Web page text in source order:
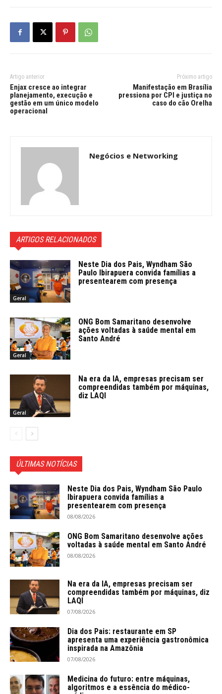
Artigo anterior
Enjax cresce ao integrar
planejamento, execução e
gestão em um único modelo
operacional
Próximo artigo
Manifestação em Brasília
pressiona por CPI e justiça no
caso do cão Orelha
Negócios e Networking
ARTIGOS RELACIONADOS
Geral
Neste Dia dos Pais, Wyndham São
Paulo Ibirapuera convida famílias a
presentearem com presença
Geral
ONG Bom Samaritano desenvolve
ações voltadas à saúde mental em
Santo André
Geral
Na era da IA, empresas precisam ser
compreendidas também por máquinas,
diz LAQI
ÚLTIMAS NOTÍCIAS
Neste Dia dos Pais, Wyndham São Paulo
Ibirapuera convida famílias a
presentearem com presença
08/08/2026
ONG Bom Samaritano desenvolve ações
voltadas à saúde mental em Santo André
08/08/2026
Na era da IA, empresas precisam ser
compreendidas também por máquinas, diz
LAQI
07/08/2026
Dia dos Pais: restaurante em SP
apresenta uma experiência gastronômica
inspirada na Amazônia
07/08/2026
Medicina do futuro: entre máquinas,
algoritmos e a essência do médico-